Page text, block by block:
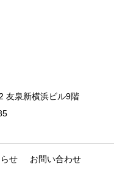
友泉新横浜ビル9階
せ お問い合わせ